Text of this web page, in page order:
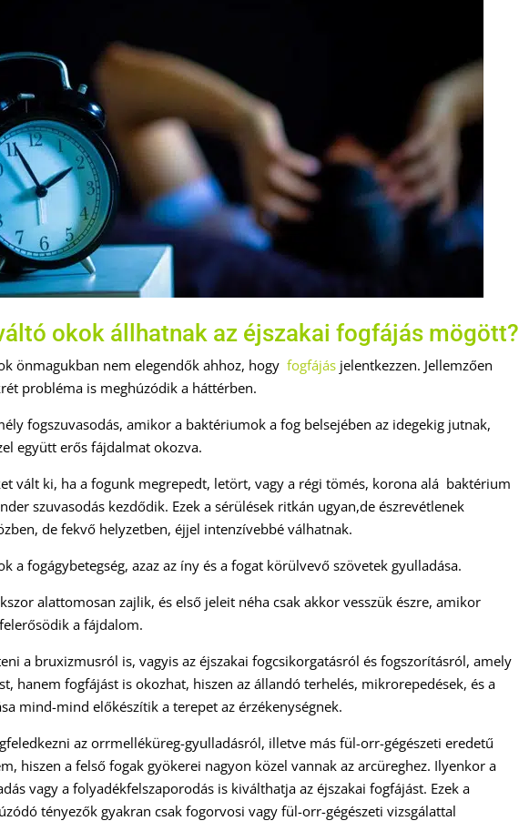
okok állhatnak az éjszakai fogfájás mögött?
önmagukban nem elegendők ahhoz, hogyfogfájás jelentkezzen. Jellemzően
probléma is meghúzódik a háttérben.
fogszuvasodás, amikor a baktériumok a fog belsejében az idegekig jutnak,
együtt erős fájdalmat okozva.
vált ki, ha a fogunk megrepedt, letört, vagy a régi tömés, korona alá baktérium
szuvasodás kezdődik. Ezek a sérülések ritkán ugyan,de észrevétlenek
de fekvő helyzetben, éjjel intenzívebbé válhatnak.
a fogágybetegség, azaz az íny és a fogat körülvevő szövetek gyulladása.
alattomosan zajlik, és első jeleit néha csak akkor vesszük észre, amikor
a fájdalom.
a bruxizmusról is, vagyis az éjszakai fogcsikorgatásról és fogszorításról, amely
hanem fogfájást is okozhat, hiszen az állandó terhelés, mikrorepedések, és a
mind-mind előkészítik a terepet az érzékenységnek.
az orrmelléküreg-gyulladásról, illetve más fül-orr-gégészeti eredetű
hiszen a felső fogak gyökerei nagyon közel vannak az arcüreghez. Ilyenkor a
vagy a folyadékfelszaporodás is kiválthatja az éjszakai fogfájást. Ezek a
tényezők gyakran csak fogorvosi vagy fül-orr-gégészeti vizsgálattal